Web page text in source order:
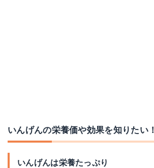
いんげんの栄養価や効果を知りたい！
いんげんは栄養たっぷり